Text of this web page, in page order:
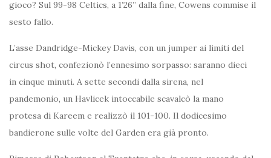
gioco? Sul 99-98 Celtics, a 1’26” dalla fine, Cowens commise il
sesto fallo.
L’asse Dandridge-Mickey Davis, con un jumper ai limiti del
circus shot, confezionò l’ennesimo sorpasso: saranno dieci
in cinque minuti. A sette secondi dalla sirena, nel
pandemonio, un Havlicek intoccabile scavalcò la mano
protesa di Kareem e realizzò il 101-100. Il dodicesimo
bandierone sulle volte del Garden era già pronto.